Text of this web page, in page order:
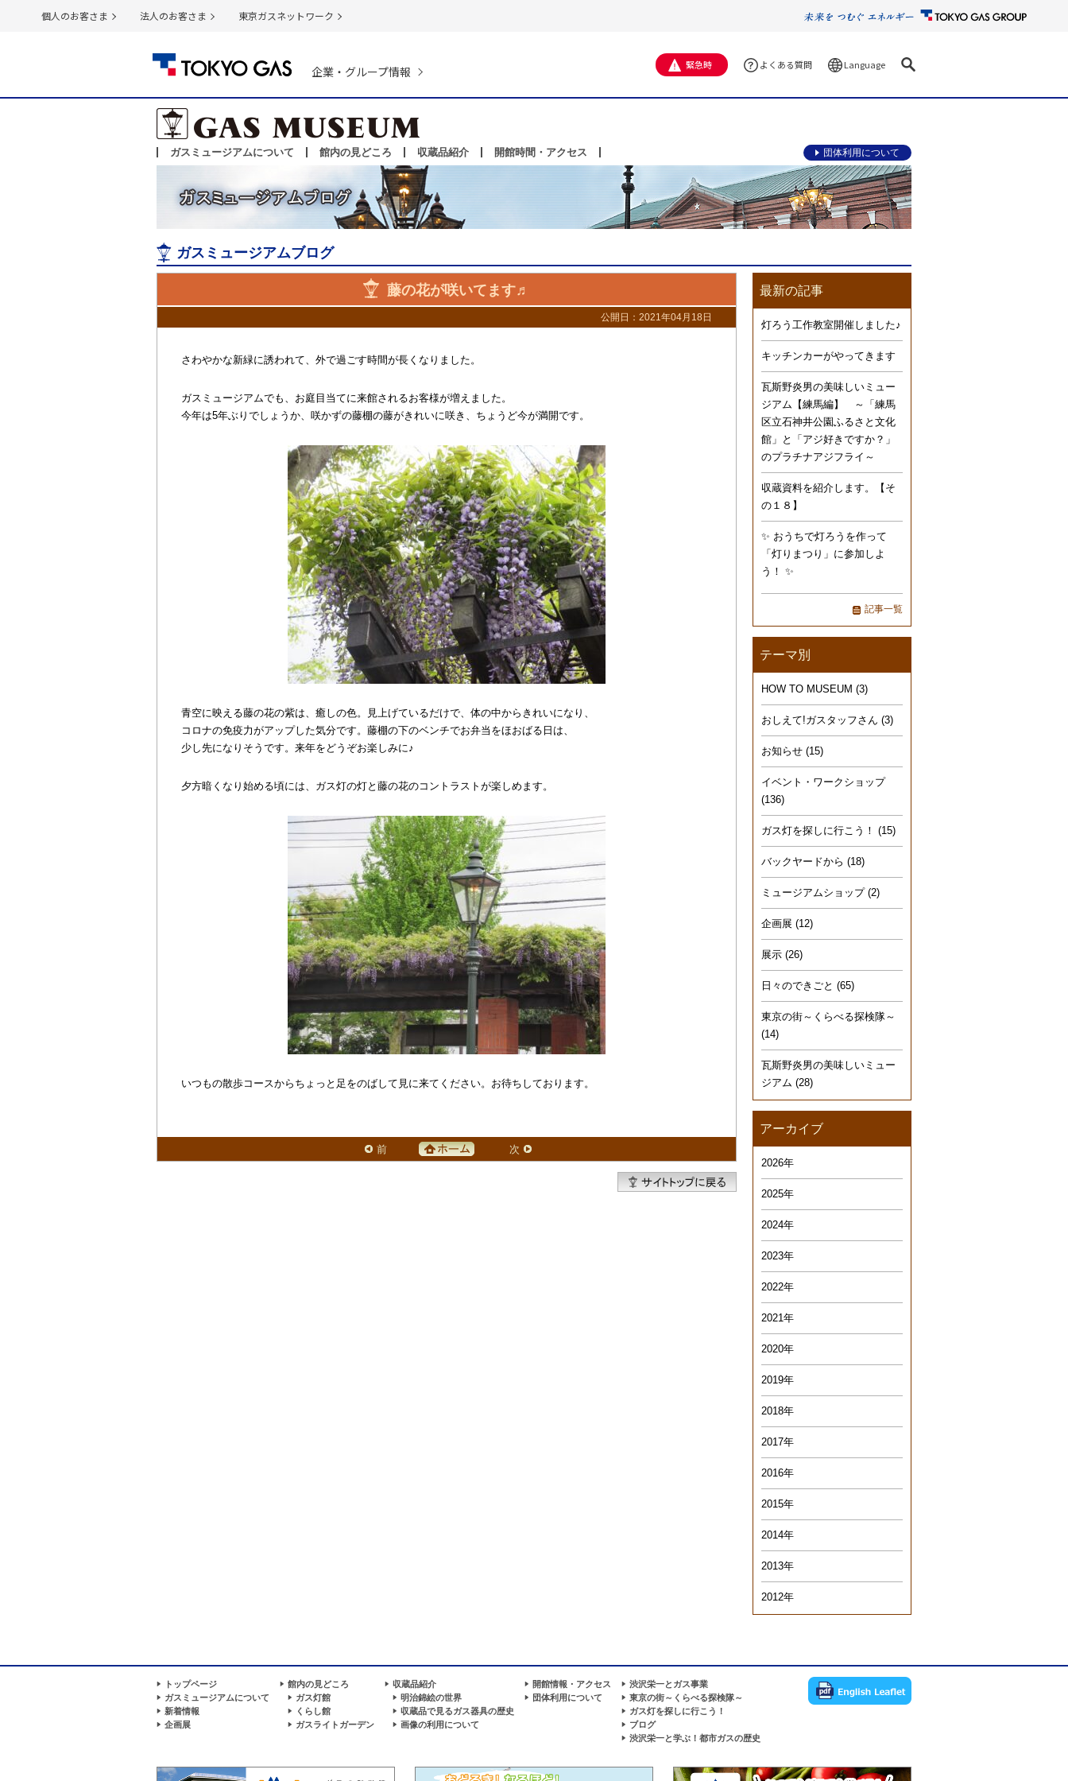
個人のお客さま 法人のお客さま 東京ガスネットワーク
企業・グループ情報 緊急時 よくある質問 Language
ガスミュージアムについて 館内の見どころ 収蔵品紹介 開館時間・アクセス 団体利用について
ガスミュージアムブログ
藤の花が咲いてます♬
公開日：2021年04月18日
さわやかな新緑に誘われて、外で過ごす時間が長くなりました。
ガスミュージアムでも、お庭目当てに来館されるお客様が増えました。
今年は5年ぶりでしょうか、咲かずの藤棚の藤がきれいに咲き、ちょうど今が満開です。
青空に映える藤の花の紫は、癒しの色。見上げているだけで、体の中からきれいになり、
コロナの免疫力がアップした気分です。藤棚の下のベンチでお弁当をほおばる日は、
少し先になりそうです。来年をどうぞお楽しみに♪
夕方暗くなり始める頃には、ガス灯の灯と藤の花のコントラストが楽しめます。
いつもの散歩コースからちょっと足をのばして見に来てください。お待ちしております。
前 次
最新の記事
灯ろう工作教室開催しました♪
キッチンカーがやってきます
瓦斯野炎男の美味しいミュー
ジアム【練馬編】 ～「練馬
区立石神井公園ふるさと文化
館」と「アジ好きですか？」
のプラチナアジフライ～
収蔵資料を紹介します。【そ
の１８】
✨ おうちで灯ろうを作って
「灯りまつり」に参加しよ
う！ ✨
記事一覧
テーマ別
HOW TO MUSEUM (3)
おしえて!ガスタッフさん (3)
お知らせ (15)
イベント・ワークショップ
(136)
ガス灯を探しに行こう！ (15)
バックヤードから (18)
ミュージアムショップ(2)
企画展 (12)
展示 (26)
日々のできごと (65)
東京の街～くらべる探検隊～
(14)
瓦斯野炎男の美味しいミュー
ジアム (28)
アーカイブ
2026年
2025年
2024年
2023年
2022年
2021年
2020年
2019年
2018年
2017年
2016年
2015年
2014年
2013年
2012年
トップページ
ガスミュージアムについて
新着情報
企画展
館内の見どころ
ガス灯館
くらし館
ガスライトガーデン
収蔵品紹介
明治錦絵の世界
収蔵品で見るガス器具の歴史
画像の利用について
開館情報・アクセス
団体利用について
渋沢栄一とガス事業
東京の街～くらべる探検隊～
ガス灯を探しに行こう！
ブログ
渋沢栄一と学ぶ！都市ガスの歴史